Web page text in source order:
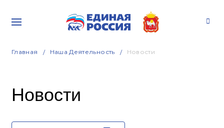
Главная Наша Деятельность Новости
Новости